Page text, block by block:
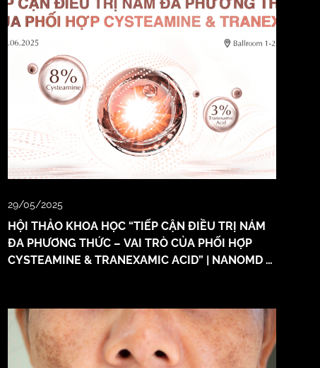
29/05/2025
HỘI THẢO KHOA HỌC “TIẾP CẬN ĐIỀU TRỊ NÁM
ĐA PHƯƠNG THỨC – VAI TRÒ CỦA PHỐI HỢP
CYSTEAMINE & TRANEXAMIC ACID” | NANOMD x